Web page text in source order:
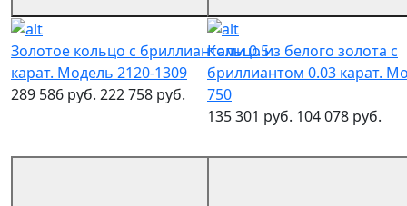
Золотое кольцо с бриллиантами 0.5
карат. Модель 2120-1309
289 586 руб. 222 758 руб.
Кольцо из белого золота с
бриллиантом 0.03 карат.
750
135 301 руб. 104 078 руб.